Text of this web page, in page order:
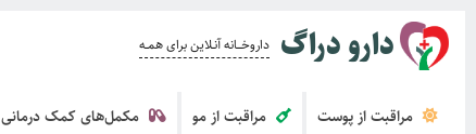
دارو دراگ داروخــــانه آنــلاین برای همــه
مراقبت از پوست مراقبت از مو مکمل‌های کمک درمانی